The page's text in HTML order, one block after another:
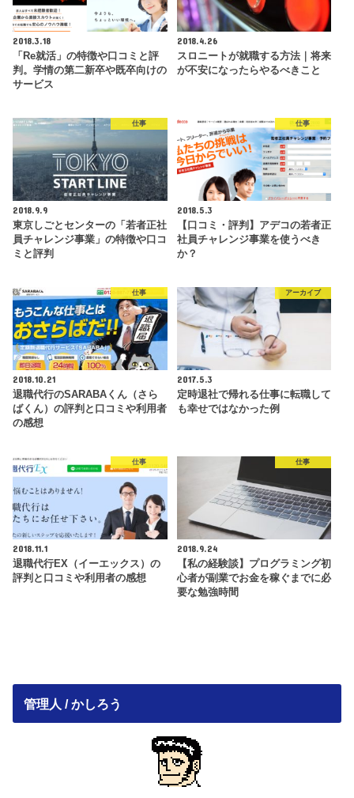
2018.3.18
「Re就活」の特徴や口コミと評
判。学情の第二新卒や既卒向けの
サービス
2018.4.26
スロニートが就職する方法｜将来
が不安になったらやるべきこと
仕事
2018.9.9
東京しごとセンターの「若者正社
員チャレンジ事業」の特徴や口コ
ミと評判
仕事
2018.5.3
【口コミ・評判】アデコの若者正
社員チャレンジ事業を使うべき
か？
仕事
2018.10.21
退職代行のSARABAくん（さら
ばくん）の評判と口コミや利用者
の感想
アーカイブ
2017.5.3
定時退社で帰れる仕事に転職して
も幸せではなかった例
仕事
2018.11.1
退職代行EX（イーエックス）の
評判と口コミや利用者の感想
仕事
2018.9.24
【私の経験談】プログラミング初
心者が副業でお金を稼ぐまでに必
要な勉強時間
管理人 / かしろう